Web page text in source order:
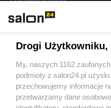
Sport
Społeczeństwo
Drogi Użytkowniku,
My, naszych 1162
podmioty z salon24.pl
przechowujemy informacje
przetwarzamy dane